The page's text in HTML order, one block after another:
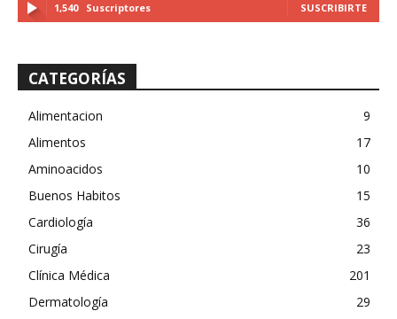
1,540 Suscriptores SUSCRIBIRTE
CATEGORÍAS
Alimentacion
9
Alimentos
17
Aminoacidos
10
Buenos Habitos
15
Cardiología
36
Cirugía
23
Clínica Médica
201
Dermatología
29